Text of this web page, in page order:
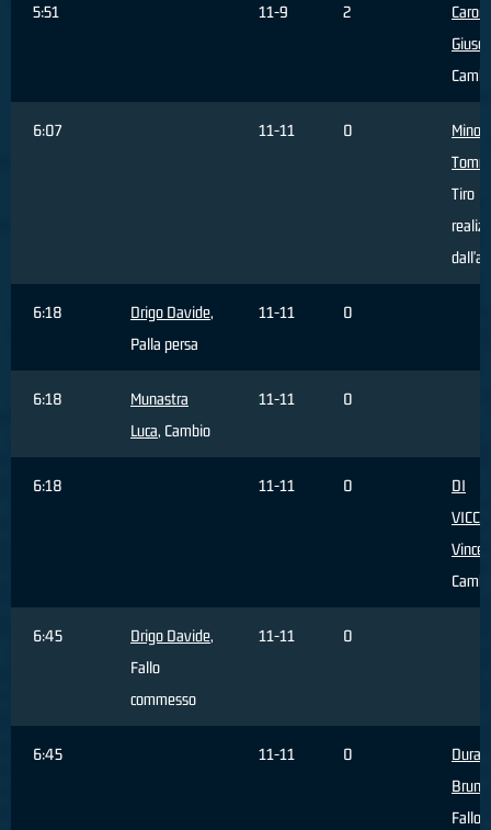
5:51 11-9 2
6:07 11-11 0
Minoli
Tiro
6:18 Drigo Davide,
Palla persa
11-11 0
6:18
Munastra
Luca, Cambio
11-11 0
6:18 11-11 0
DI
6:45 Drigo Davide,
Fallo
commesso
11-11 0
6:45 11-11 0
Bruno
Fallo